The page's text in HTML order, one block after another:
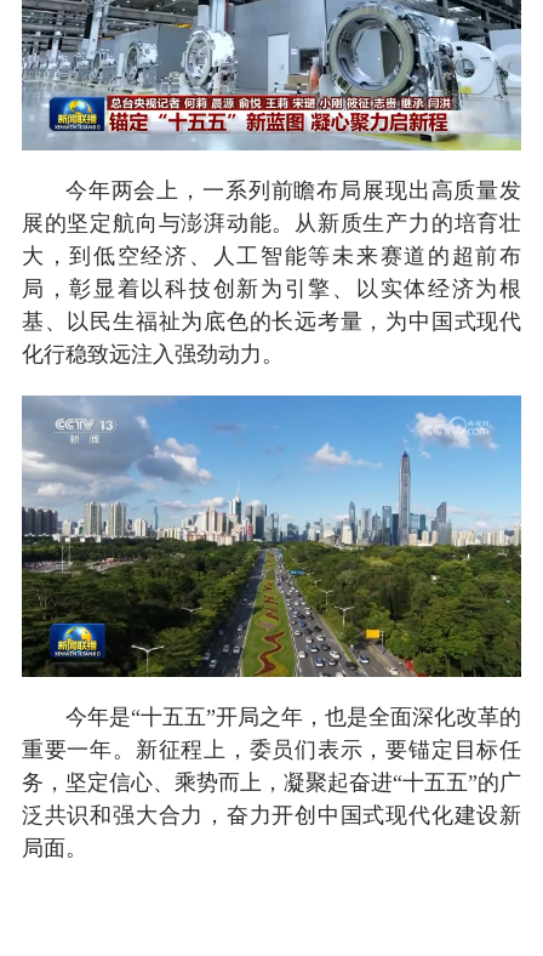
今年两会上，一系列前瞻布局展现出高质量发
展的坚定航向与澎湃动能。从新质生产力的培育壮
大，到低空经济、人工智能等未来赛道的超前布
局，彰显着以科技创新为引擎、以实体经济为根
基、以民生福祉为底色的长远考量，为中国式现代
化行稳致远注入强劲动力。
今年是“十五五”开局之年，也是全面深化改革的
重要一年。新征程上，委员们表示，要锚定目标任
务，坚定信心、乘势而上，凝聚起奋进“十五五”的广
泛共识和强大合力，奋力开创中国式现代化建设新
局面。